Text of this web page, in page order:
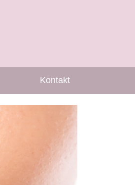
Kontakt